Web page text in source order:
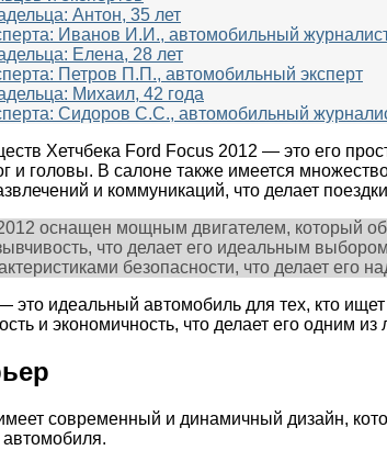
Антон, 35 лет
Иванов И.И., автомобильный
Елена, 28 лет
Петров П.П., автомобильный эксперт
Михаил, 42 года
Сидоров С.С., автомобильный
Хетчбека Ford Focus 2012 — это его
и головы. В салоне также имеется
и коммуникаций, что делает
оснащен мощным двигателем, который
что делает его идеальным
безопасности, что делает
это идеальный автомобиль для тех, кто
и экономичность, что делает его одним
современный и динамичный дизайн,